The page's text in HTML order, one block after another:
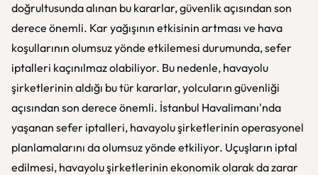
doğrultusunda alınan bu kararlar, güvenlik açısından son
derece önemli. Kar yağışının etkisinin artması ve hava
koşullarının olumsuz yönde etkilemesi durumunda, sefer
iptalleri kaçınılmaz olabiliyor. Bu nedenle, havayolu
şirketlerinin aldığı bu tür kararlar, yolcuların güvenliği
açısından son derece önemli. İstanbul Havalimanı'nda
yaşanan sefer iptalleri, havayolu şirketlerinin operasyonel
planlamalarını da olumsuz yönde etkiliyor. Uçuşların iptal
edilmesi, havayolu şirketlerinin ekonomik olarak da zarar